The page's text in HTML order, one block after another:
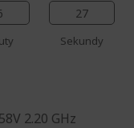
27
Sekundy
2.20 GHz